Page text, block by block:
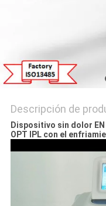
Descripción de
Dispositivo sin dolor EN
OPT IPL con el